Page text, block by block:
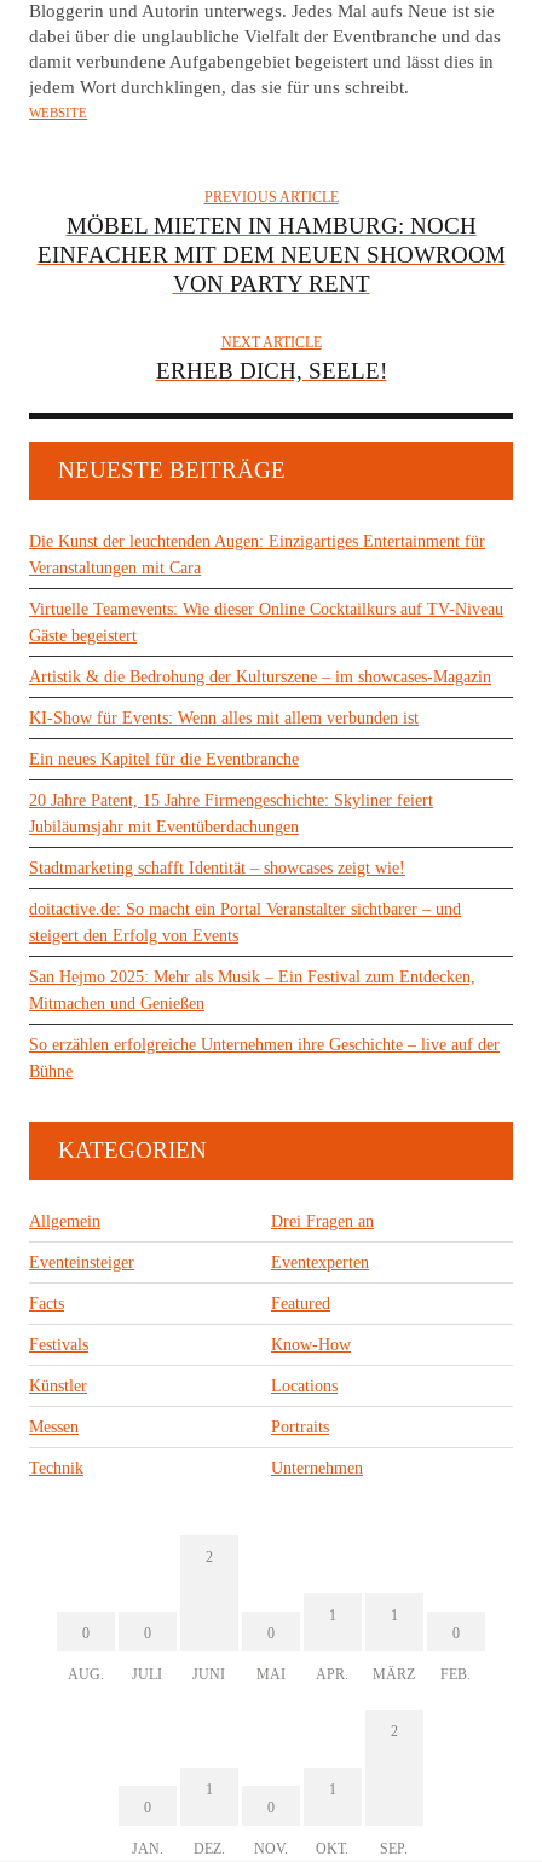
Bloggerin und Autorin unterwegs. Jedes Mal aufs Neue ist sie
dabei über die unglaubliche Vielfalt der Eventbranche und das
damit verbundene Aufgabengebiet begeistert und lässt dies in
jedem Wort durchklingen, das sie für uns schreibt.
WEBSITE
PREVIOUS ARTICLE
MÖBEL MIETEN IN HAMBURG: NOCH
EINFACHER MIT DEM NEUEN SHOWROOM
VON PARTY RENT
NEXT ARTICLE
ERHEB DICH, SEELE!
NEUESTE BEITRÄGE
Die Kunst der leuchtenden Augen: Einzigartiges Entertainment für
Veranstaltungen mit Cara
Virtuelle Teamevents: Wie dieser Online Cocktailkurs auf TV-Niveau
Gäste begeistert
Artistik & die Bedrohung der Kulturszene – im showcases-Magazin
KI-Show für Events: Wenn alles mit allem verbunden ist
Ein neues Kapitel für die Eventbranche
20 Jahre Patent, 15 Jahre Firmengeschichte: Skyliner feiert
Jubiläumsjahr mit Eventüberdachungen
Stadtmarketing schafft Identität – showcases zeigt wie!
doitactive.de: So macht ein Portal Veranstalter sichtbarer – und
steigert den Erfolg von Events
San Hejmo 2025: Mehr als Musik – Ein Festival zum Entdecken,
Mitmachen und Genießen
So erzählen erfolgreiche Unternehmen ihre Geschichte – live auf der
Bühne
KATEGORIEN
Allgemein Drei Fragen an
Eventeinsteiger Eventexperten
Facts Featured
Festivals Know-How
Künstler Locations
Messen Portraits
Technik Unternehmen
0
AUG.
0
JULI
2
JUNI
0
MAI
1
APR.
1
MÄRZ
0
FEB.
0
JAN.
1
DEZ.
0
NOV.
1
OKT.
2
SEP.